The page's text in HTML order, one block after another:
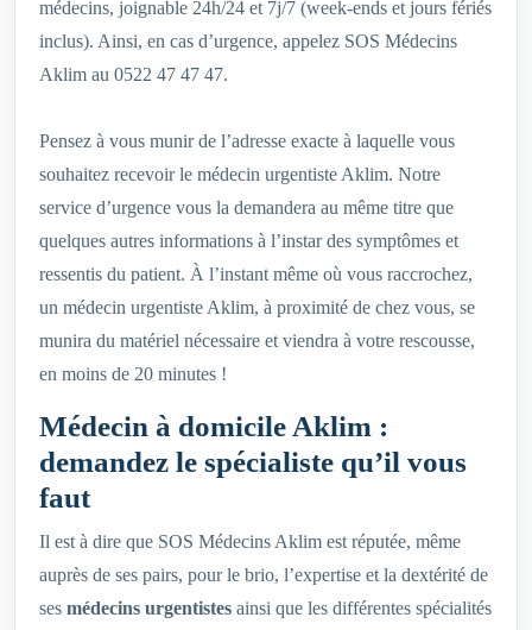
médecins, joignable 24h/24 et 7j/7 (week-ends et jours fériés
inclus). Ainsi, en cas d’urgence, appelez SOS Médecins
Aklim au 0522 47 47 47.
Pensez à vous munir de l’adresse exacte à laquelle vous
souhaitez recevoir le médecin urgentiste Aklim. Notre
service d’urgence vous la demandera au même titre que
quelques autres informations à l’instar des symptômes et
ressentis du patient. À l’instant même où vous raccrochez,
un médecin urgentiste Aklim, à proximité de chez vous, se
munira du matériel nécessaire et viendra à votre rescousse,
en moins de 20 minutes !
Médecin à domicile Aklim :
demandez le spécialiste qu’il vous
faut
Il est à dire que SOS Médecins Aklim est réputée, même
auprès de ses pairs, pour le brio, l’expertise et la dextérité de
ses médecins urgentistes ainsi que les différentes spécialités